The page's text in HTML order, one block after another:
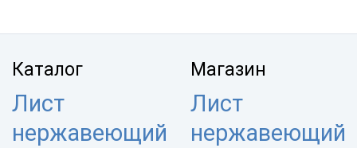
Каталог
Лист
нержавеющий
Магазин
Лист
нержавеющий